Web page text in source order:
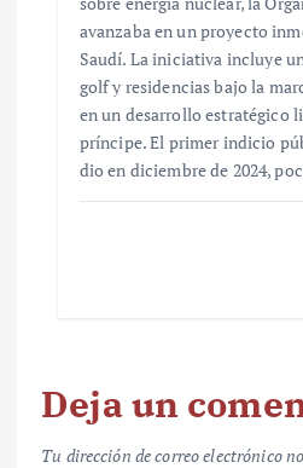
avanzaba en un proyecto
Saudí. La iniciativa incluye
golf y residencias bajo la
en un desarrollo estratégico
príncipe. El primer indicio
dio en diciembre de 2024,
Deja un
Tu dirección de correo electrónico